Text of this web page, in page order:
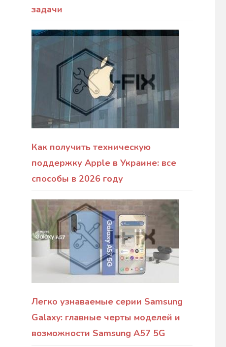
задачи
Как получить техническую
поддержку Apple в Украине: все
способы в 2026 году
Легко узнаваемые серии Samsung
Galaxy: главные черты моделей и
возможности Samsung A57 5G